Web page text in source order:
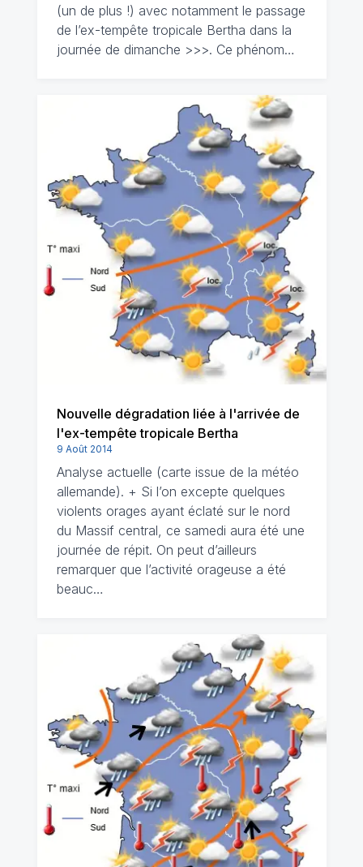
(un de plus !) avec notamment le passage
de l’ex-tempête tropicale Bertha dans la
journée de dimanche >>>. Ce phénom…
Nouvelle dégradation liée à l'arrivée de
l'ex-tempête tropicale Bertha
9 Août 2014
Analyse actuelle (carte issue de la météo
allemande). + Si l’on excepte quelques
violents orages ayant éclaté sur le nord
du Massif central, ce samedi aura été une
journée de répit. On peut d’ailleurs
remarquer que l’activité orageuse a été
beauc…